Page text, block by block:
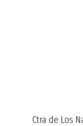
Ctra de Los